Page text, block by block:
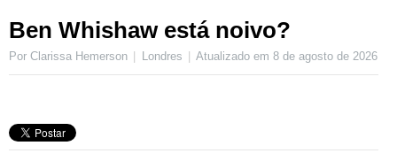
Ben Whishaw está noivo?
Por Clarissa Hemerson Londres Atualizado em8 de agosto de 2026